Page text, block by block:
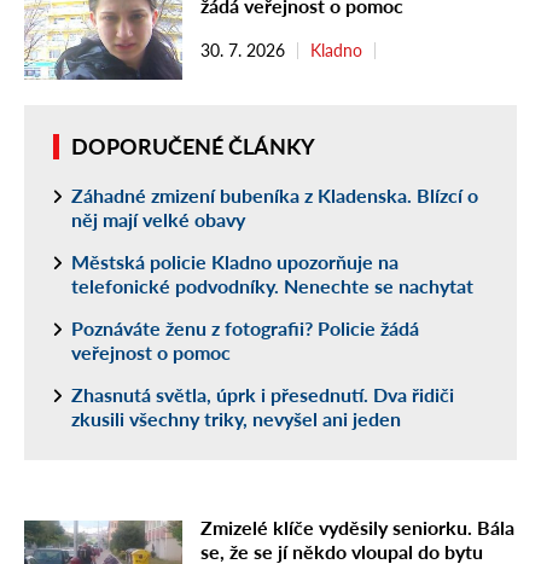
žádá veřejnost o pomoc
30. 7. 2026 Kladno
DOPORUČENÉ ČLÁNKY
Záhadné zmizení bubeníka z Kladenska. Blízcí o
něj mají velké obavy
Městská policie Kladno upozorňuje na
telefonické podvodníky. Nenechte se nachytat
Poznáváte ženu z fotografii? Policie žádá
veřejnost o pomoc
Zhasnutá světla, úprk i přesednutí. Dva řidiči
zkusili všechny triky, nevyšel ani jeden
Zmizelé klíče vyděsily seniorku. Bála
se, že se jí někdo vloupal do bytu